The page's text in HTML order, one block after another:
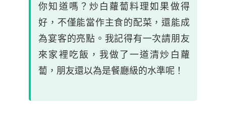
你知道嗎？炒白蘿蔔料理如果做得
好，不僅能當作主食的配菜，還能成
為宴客的亮點。我記得有一次請朋友
來家裡吃飯，我做了一道清炒白蘿
蔔，朋友還以為是餐廳級的水準呢！